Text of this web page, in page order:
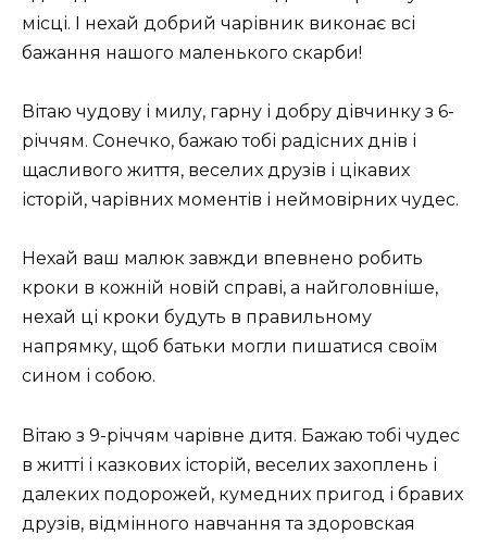
місці. І нехай добрий чарівник виконає всі
бажання нашого маленького скарби!
Вітаю чудову і милу, гарну і добру дівчинку з 6-
річчям. Сонечко, бажаю тобі радісних днів і
щасливого життя, веселих друзів і цікавих
історій, чарівних моментів і неймовірних чудес.
Нехай ваш малюк завжди впевнено робить
кроки в кожній новій справі, а найголовніше,
нехай ці кроки будуть в правильному
напрямку, щоб батьки могли пишатися своїм
сином і собою.
Вітаю з 9-річчям чарівне дитя. Бажаю тобі чудес
в житті і казкових історій, веселих захоплень і
далеких подорожей, кумедних пригод і бравих
друзів, відмінного навчання та здоровская